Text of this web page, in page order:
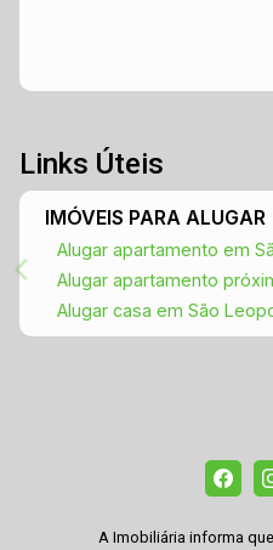
Links Úteis
IMÓVEIS PARA ALUGAR
Alugar apartamento em
Alugar apartamento
Alugar casa em São
A Imobiliária informa